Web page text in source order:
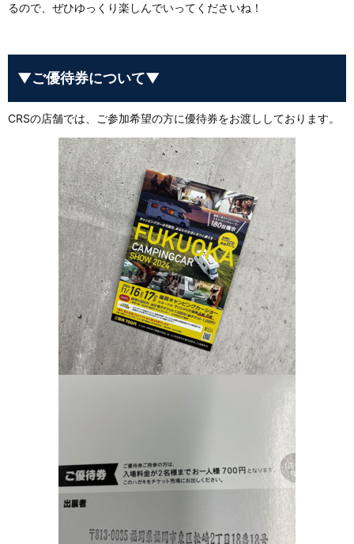
るので、ぜひゆっくり楽しんでいってくださいね！
▼ご優待券について▼
CRSの店舗では、ご参加希望の方に優待券をお渡ししております。